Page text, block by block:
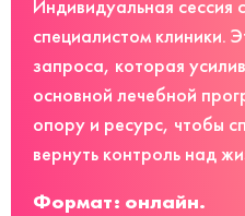
Индивидуальная сессия
специалистом клиники.
запроса, которая
основной лечебной
опору и ресурс, чтобы
вернуть контроль над
Формат: онлайн.